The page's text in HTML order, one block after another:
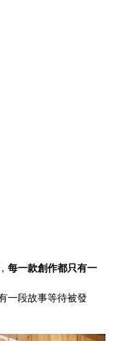
每一款創作都只有一
一段故事等待被發